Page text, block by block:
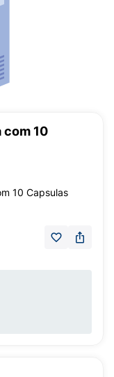
com 10
10 Capsulas